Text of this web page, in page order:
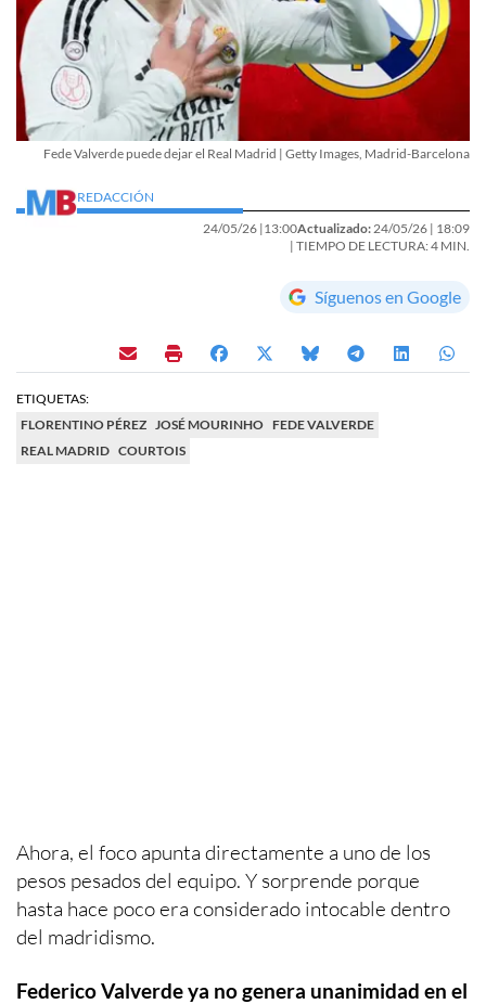
Fede Valverde puede dejar el Real Madrid | Getty Images, Madrid-Barcelona
REDACCIÓN
24/05/26 |13:00Actualizado: 24/05/26 | 18:09
| TIEMPO DE LECTURA: 4 MIN.
Síguenos en Google
ETIQUETAS:
FLORENTINO PÉREZ JOSÉ MOURINHO FEDE VALVERDE
REAL MADRID COURTOIS
Ahora, el foco apunta directamente a uno de los
pesos pesados del equipo. Y sorprende porque
hasta hace poco era considerado intocable dentro
del madridismo.
Federico Valverde ya no genera unanimidad en el